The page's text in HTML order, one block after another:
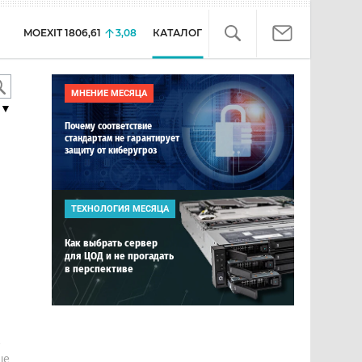
MOEXIT 1806,61 3,08 КАТАЛОГ
МНЕНИЕ МЕСЯЦА
Почему соответствие
стандартам не гарантирует
защиту от киберугроз
ТЕХНОЛОГИЯ МЕСЯЦА
Как выбрать сервер
для ЦОД и не прогадать
в перспективе